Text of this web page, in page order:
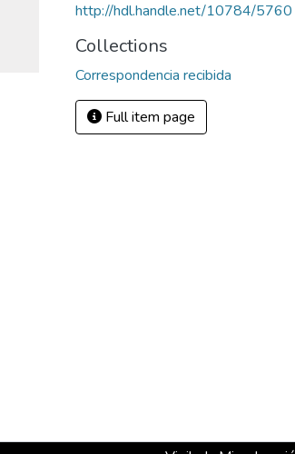
http://hdl.handle.net/10784/5760
Collections
Correspondencia recibida
Full item page